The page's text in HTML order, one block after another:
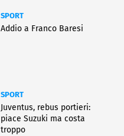
SPORT
Addio a Franco Baresi
SPORT
Juventus, rebus portieri:
piace Suzuki ma costa
troppo